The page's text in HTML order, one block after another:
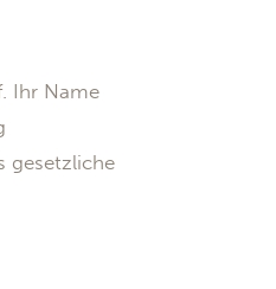
Ihr Name
gesetzliche